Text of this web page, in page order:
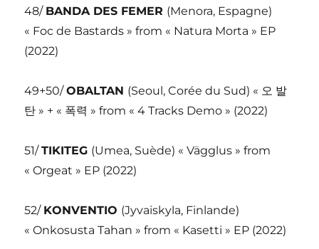
48/ BANDA DES FEMER (Menora, Espagne)
« Foc de Bastards » from « Natura Morta » EP
(2022)
49+50/OBALTAN (Seoul, Corée du Sud) « 오 발
탄 » + « 폭력 » from « 4 Tracks Demo » (2022)
51/TIKITEG (Umea, Suède) « Vägglus » from
« Orgeat » EP (2022)
52/ KONVENTIO (Jyvaiskyla, Finlande)
« Onkosusta Tahan » from « Kasetti » EP (2022)